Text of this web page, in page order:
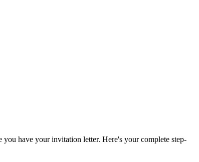
have your invitation letter. Here's your complete step-